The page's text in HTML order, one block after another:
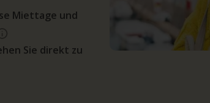
Miettage und
Sie direkt zu